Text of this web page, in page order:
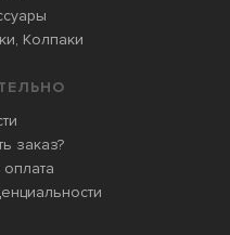
Колпаки
заказ?